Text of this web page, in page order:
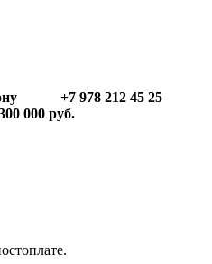
+7 978 212 45 25
000 руб.